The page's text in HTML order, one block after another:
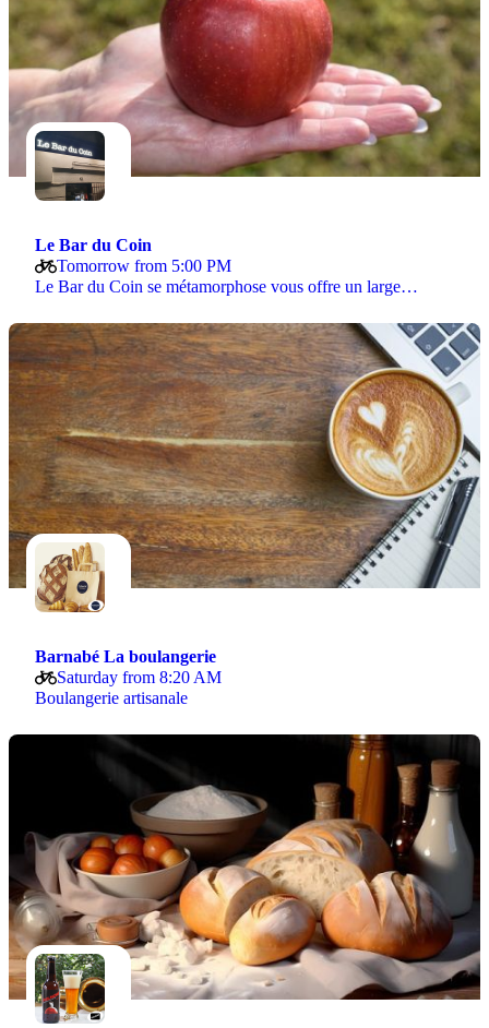
Le Bar du Coin
Tomorrow from 5:00 PM
Le Bar du Coin se métamorphose vous offre un large…
Barnabé La boulangerie
Saturday from 8:20 AM
Boulangerie artisanale